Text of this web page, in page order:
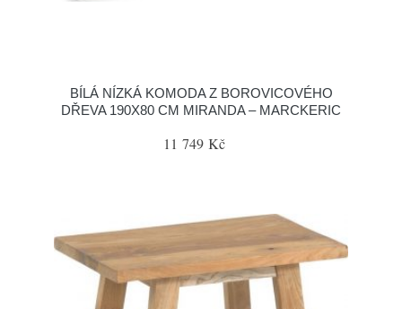
BÍLÁ NÍZKÁ KOMODA Z BOROVICOVÉHO
DŘEVA 190X80 CM MIRANDA – MARCKERIC
11 749 Kč